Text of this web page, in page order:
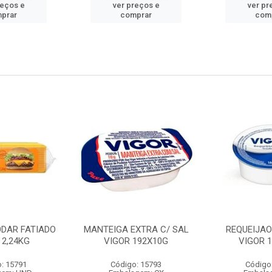
e
ver preços e
comprar
ver
FATIADO
15791
MANTEIGA EXTRA C/ SAL
VIGOR 192X10G
Código: 15793
VIGOR